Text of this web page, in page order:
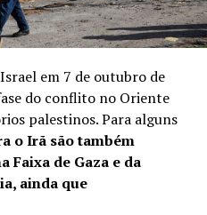
em 7 de outubro de
do conflito no Oriente
palestinos. Para alguns
o Irã são também
Faixa de Gaza e da
ainda que